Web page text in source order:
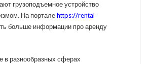
грузоподъемное устройство
На портале https://rental-
больше информации про аренду
в разнообразных сферах